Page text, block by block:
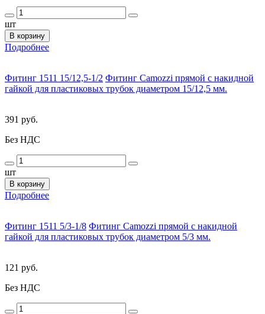
шт
В корзину
Подробнее
Фитинг 1511 15/12,5-1/2 Фитинг Camozzi прямой с накидной
гайкой для пластиковых трубок диаметром 15/12,5 мм.
391 руб.
Без НДС
шт
В корзину
Подробнее
Фитинг 1511 5/3-1/8 Фитинг Camozzi прямой с накидной
гайкой для пластиковых трубок диаметром 5/3 мм.
121 руб.
Без НДС